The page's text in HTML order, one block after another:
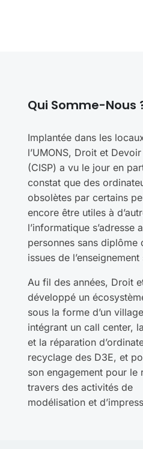
Qui Somme-Nous
Implantée dans les
l’UMONS, Droit et
(CISP) a vu le jour en
constat que des
obsolètes par certains
encore être utiles à
l’informatique s’adresse
personnes sans diplôme
issues de
Au fil des années, Droit
développé un
sous la forme d’un
intégrant un call center,
et la réparation
recyclage des D3E, et
son engagement pour le
travers des activités de
modélisation et